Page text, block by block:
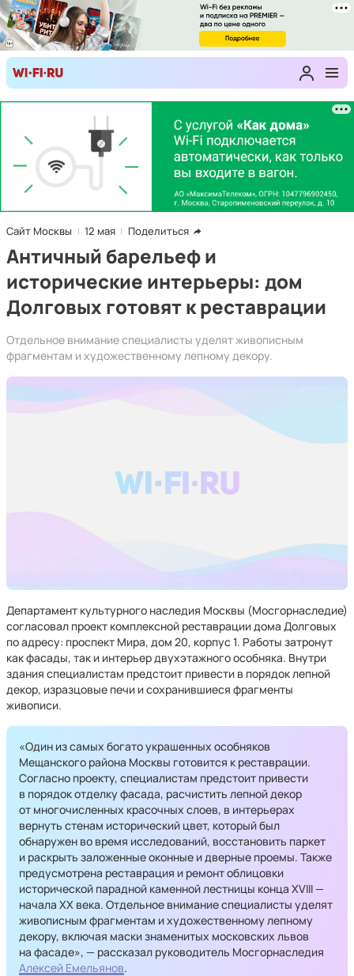
Сайт Москвы 12 мая Поделиться
Античный барельеф и
исторические интерьеры: дом
Долговых готовят к реставрации
Отдельное внимание специалисты уделят живописным
фрагментам и художественному лепному декору.
Департамент культурного наследия Москвы (Мосгорнаследие)
согласовал проект комплексной реставрации дома Долговых
по адресу: проспект Мира, дом 20, корпус 1. Работы затронут
как фасады, так и интерьер двухэтажного особняка. Внутри
здания специалистам предстоит привести в порядок лепной
декор, изразцовые печи и сохранившиеся фрагменты
живописи.
«Один из самых богато украшенных особняков
Мещанского района Москвы готовится к реставрации.
Согласно проекту, специалистам предстоит привести
в порядок отделку фасада, расчистить лепной декор
от многочисленных красочных слоев, в интерьерах
вернуть стенам исторический цвет, который был
обнаружен во время исследований, восстановить паркет
и раскрыть заложенные оконные и дверные проемы. Также
предусмотрена реставрация и ремонт облицовки
исторической парадной каменной лестницы конца XVIII —
начала ХХ века. Отдельное внимание специалисты уделят
живописным фрагментам и художественному лепному
декору, включая маски знаменитых московских львов
на фасаде», — рассказал руководитель Мосгорнаследия
Алексей Емельянов.